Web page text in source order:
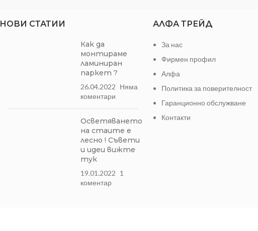
НОВИ СТАТИИ
Как да
монтираме
ламиниран
паркет ?
26.04.2022 Няма
коментари
Осветяването
на стаите е
лесно ! Съвети
и идеи вижте
тук
19.01.2022 1
коментар
АЛФА ТРЕЙД
За нас
Фирмен профил
Алфа
Политика за поверителност
Гаранционно обслужване
Контакти